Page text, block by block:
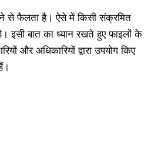
से फैलता है। ऐसे में किसी संक्रमित
इसी बात का ध्यान रखते हुए फाइलों के
और अधिकारियों द्वारा उपयोग किए